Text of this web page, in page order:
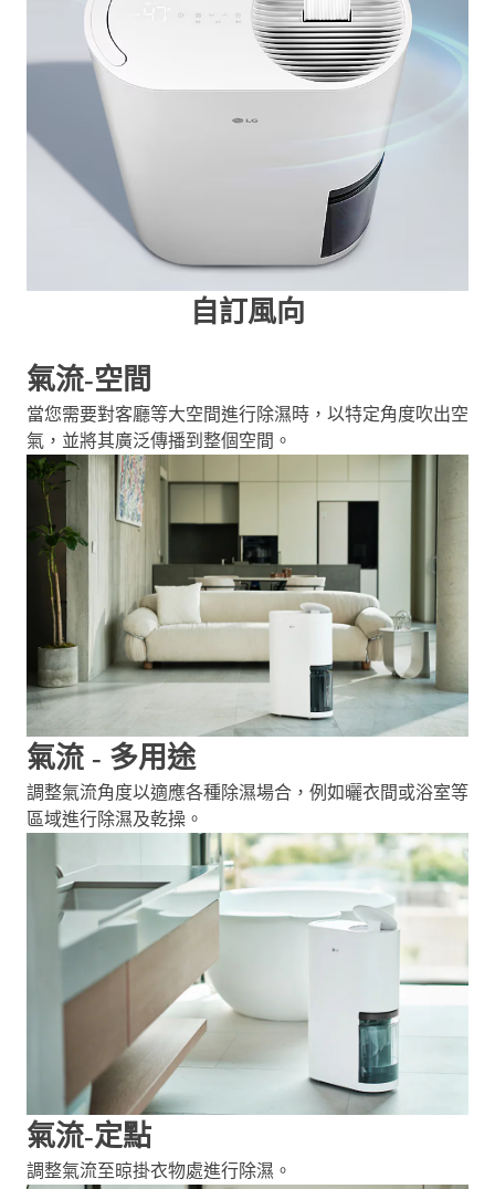
自訂風向
氣流-空間
當您需要對客廳等大空間進行除濕時，以特定角度吹出空
氣，並將其廣泛傳播到整個空間。
氣流 - 多用途
調整氣流角度以適應各種除濕場合，例如曬衣間或浴室等
區域進行除濕及乾操。
氣流-定點
調整氣流至晾掛衣物處進行除濕。